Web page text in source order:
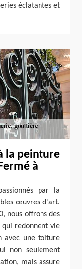
éclatantes et
la peinture
à
par la
œuvres d'art.
nous offrons des
qui redonnent vie
avec une toiture
non seulement
mais assure